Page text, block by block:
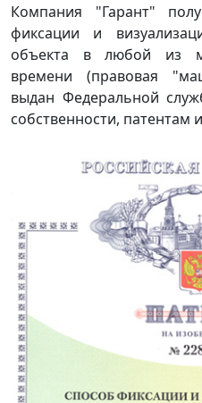
Компания "Гарант"
фиксации и
объекта в любой из
времени (правовая
выдан Федеральной
собственности, патентам